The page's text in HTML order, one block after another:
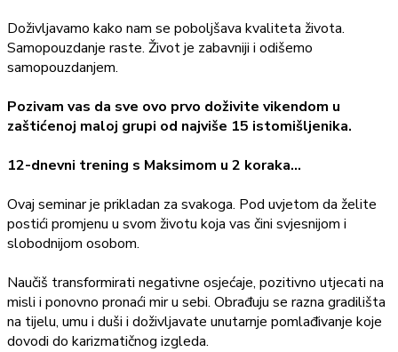
Doživljavamo kako nam se poboljšava kvaliteta života.
Samopouzdanje raste. Život je zabavniji i odišemo
samopouzdanjem.
Pozivam vas da sve ovo prvo doživite vikendom u
zaštićenoj maloj grupi od najviše 15 istomišljenika.
12-dnevni trening s Maksimom u 2 koraka...
Ovaj seminar je prikladan za svakoga. Pod uvjetom da želite
postići promjenu u svom životu koja vas čini svjesnijom i
slobodnijom osobom.
Naučiš transformirati negativne osjećaje, pozitivno utjecati na
misli i ponovno pronaći mir u sebi. Obrađuju se razna gradilišta
na tijelu, umu i duši i doživljavate unutarnje pomlađivanje koje
dovodi do karizmatičnog izgleda.